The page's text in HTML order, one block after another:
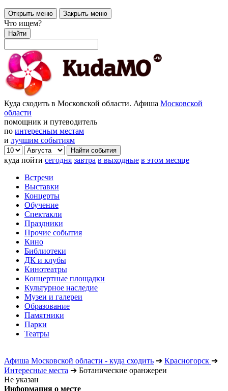
Открыть меню Закрыть меню
Что ищем?
Найти
Куда сходить в Московской области. Афиша Московской
области
помощник и путеводитель
по интересным местам
и лучшим событиям
куда пойти сегодня завтра в выходные в этом месяце
Встречи
Выставки
Концерты
Обучение
Спектакли
Праздники
Прочие события
Кино
Библиотеки
ДК и клубы
Кинотеатры
Концертные площадки
Культурное наследие
Музеи и галереи
Образование
Памятники
Парки
Театры
Афиша Московской области - куда сходить ➔ Красногорск ➔
Интересные места ➔ Ботанические оранжереи
Не указан
Информация о месте